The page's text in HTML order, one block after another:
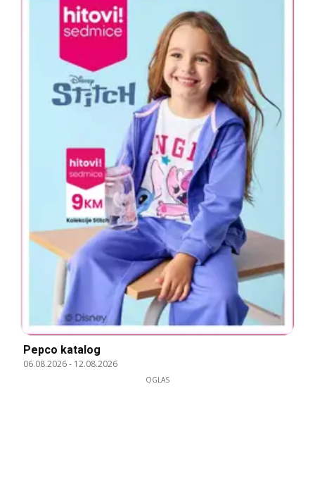
Pepco katalog
06.08.2026- 12.08.2026
OGLAS